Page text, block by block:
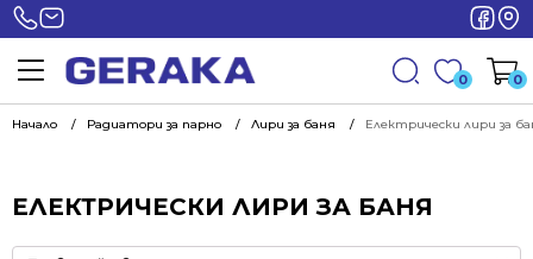
0 0
Начало Радиатори за парно Лири за баня Електрически лири за
ЕЛЕКТРИЧЕСКИ ЛИРИ ЗА БАНЯ